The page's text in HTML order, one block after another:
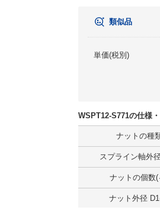
類似品
単価(税別)
WSPT12-S771の仕様
ナットの種
スプライン軸外
ナットの個数(
ナット外径